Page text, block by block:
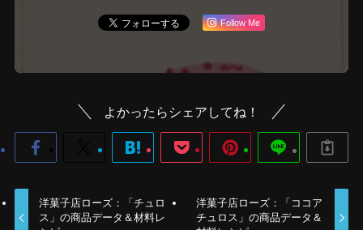
Follow Me
よかったらシェアしてね！
洋菓子店ローズ：「チュロ
ス」の商品データ＆材料レ
洋菓子店ローズ：「ココア
チュロス」の商品データ＆